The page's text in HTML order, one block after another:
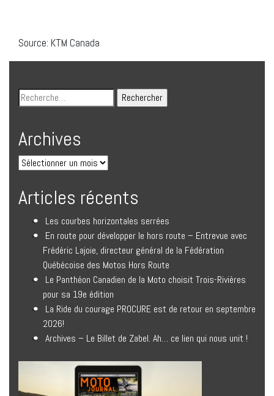
Source: KTM Canada
Archives
Articles récents
Les courbes horizontales serrées
En route pour développer le hors route – Entrevue avec
Frédéric Lajoie, directeur général de la Fédération
Québécoise des Motos Hors Route
Le Panthéon Canadien de la Moto choisit Trois-Rivières
pour sa 19e édition
La Ride du courage PROCURE est de retour en septembre
2026!
Archives – Le Billet de Zabel. Ah… ce lien qui nous unit !